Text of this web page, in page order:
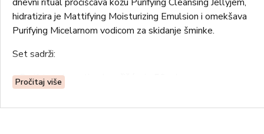
hidratizira je Mattifying Moisturizing Emulsion i omekšava
Purifying Micelarnom vodicom za skidanje šminke.
Set sadrži:
• Purifying pjenasti gel za čišćenje 50 ml
Pročitaj više